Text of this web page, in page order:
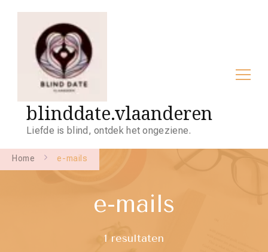
blinddate.vlaanderen
Liefde is blind, ontdek het ongeziene.
Home e-mails
e-mails
1 resultaten